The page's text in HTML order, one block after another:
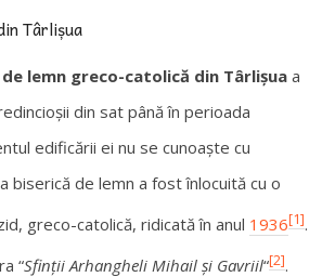
Târlișua
lemn greco-catolică din Târlișua a
din sat până în perioada
edificării ei nu se cunoaște cu
biserică de lemn a fost înlocuită cu o
greco-catolică, ridicată în anul 1936[1].
“Sfinții Arhangheli Mihail și Gavriil“[2].